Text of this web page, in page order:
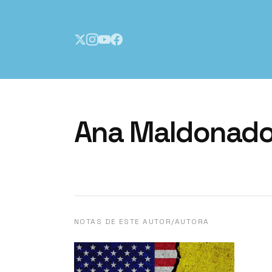
Inicio
Notas
Ana
NOTAS DE ESTE AUTOR/AUTORA